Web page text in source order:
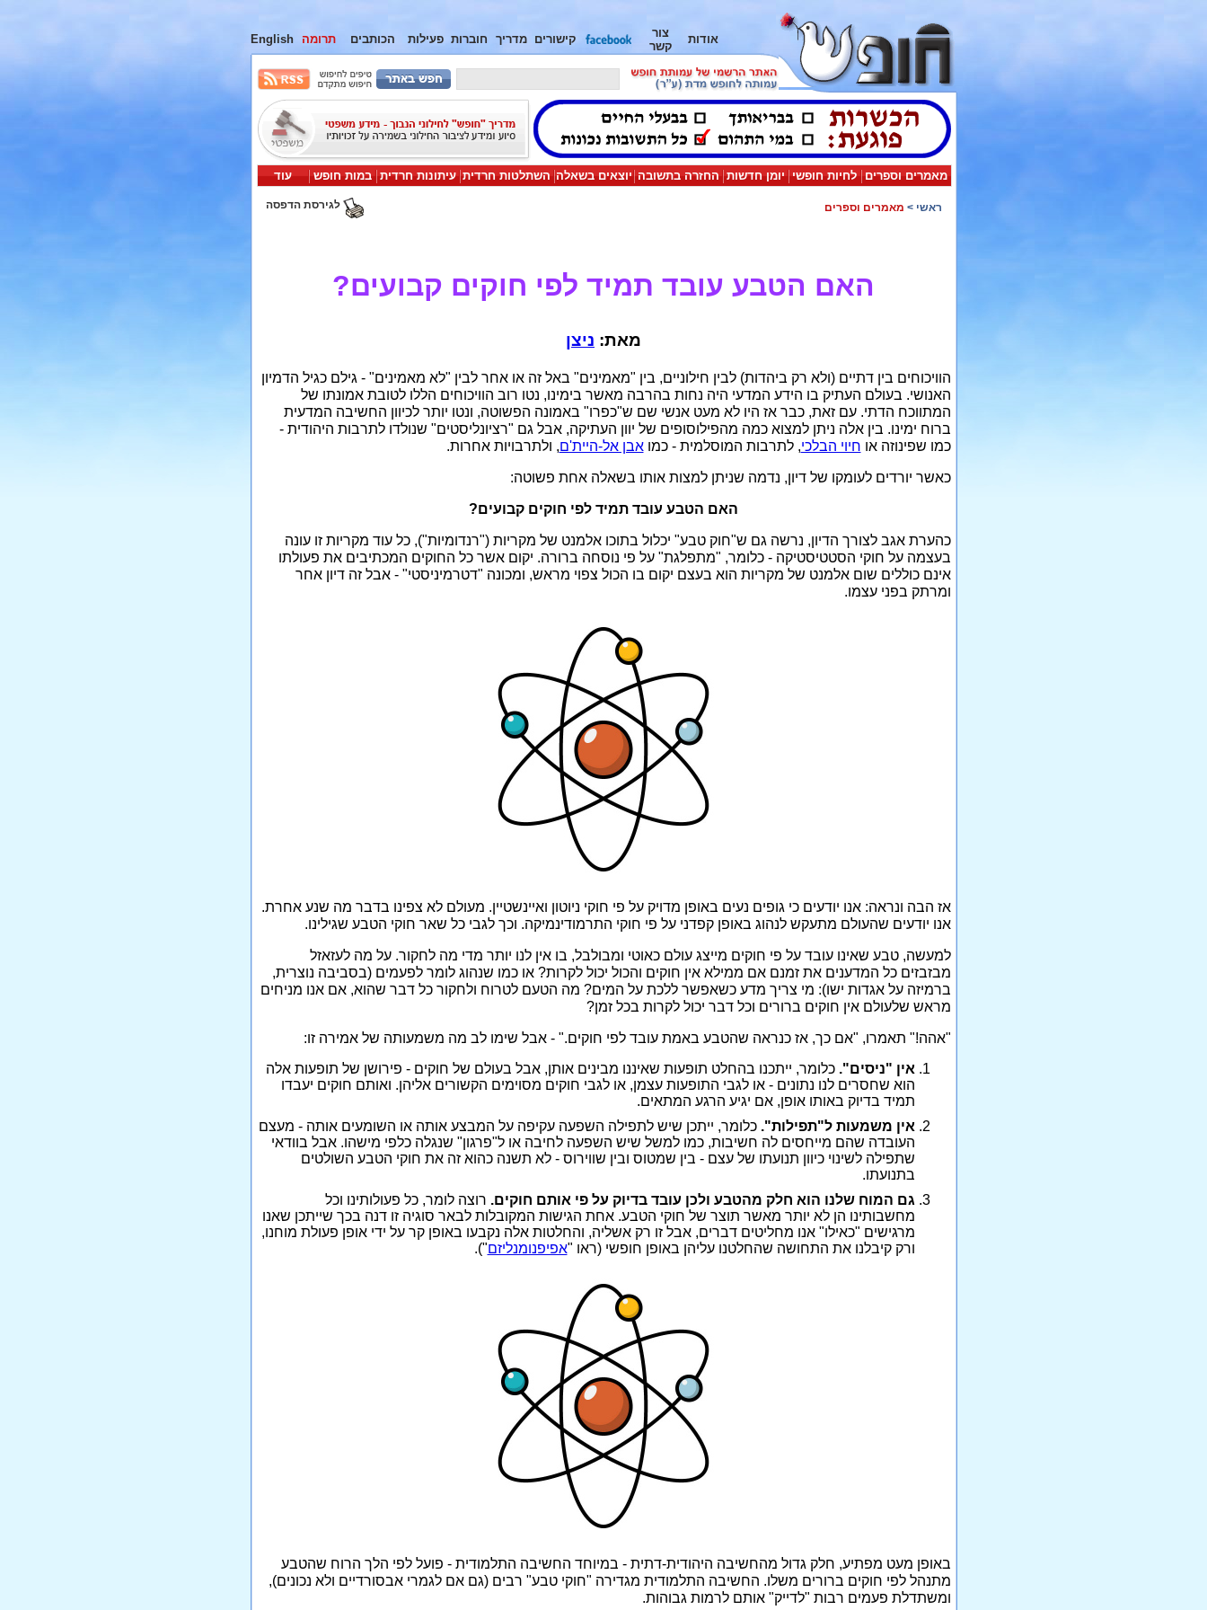
אודות
צור
קשר
קישורים מדריך חוברות פעילות הכותבים תרומה English
מאמרים וספרים לחיות חופשי יומן חדשות החזרה בתשובה יוצאים בשאלה השתלטות חרדית עיתונות חרדית במות חופש עוד
ראשי > מאמרים וספרים לגירסת הדפסה
האם הטבע עובד תמיד לפי חוקים קבועים?
מאת: ניצן
הוויכוחים בין דתיים (ולא רק ביהדות) לבין חילוניים, בין "מאמינים" באל זה או אחר לבין "לא מאמינים" - גילם כגיל הדמיון
האנושי. בעולם העתיק בו הידע המדעי היה נחות בהרבה מאשר בימינו, נטו רוב הוויכוחים הללו לטובת אמונתו של
המתווכח הדתי. עם זאת, כבר אז היו לא מעט אנשי שם ש"כפרו" באמונה הפשוטה, ונטו יותר לכיוון החשיבה המדעית
ברוח ימינו. בין אלה ניתן למצוא כמה מהפילוסופים של יוון העתיקה, אבל גם "רציונליסטים" שנולדו לתרבות היהודית -
כמו שפינוזה או חיוי הבלכי, לתרבות המוסלמית - כמואבן אל-היית'ם, ולתרבויות אחרות.
כאשר יורדים לעומקו של דיון, נדמה שניתן למצות אותו בשאלה אחת פשוטה:
האם הטבע עובד תמיד לפי חוקים קבועים?
כהערת אגב לצורך הדיון, נרשה גם ש"חוק טבע" יכלול בתוכו אלמנט של מקריות ("רנדומיות"), כל עוד מקריות זו עונה
בעצמה על חוקי הסטטיסטיקה - כלומר, "מתפלגת" על פי נוסחה ברורה. יקום אשר כל החוקים המכתיבים את פעולתו
אינם כוללים שום אלמנט של מקריות הוא בעצם יקום בו הכול צפוי מראש, ומכונה "דטרמיניסטי" - אבל זה דיון אחר
ומרתק בפני עצמו.
אז הבה ונראה: אנו יודעים כי גופים נעים באופן מדויק על פי חוקי ניוטון ואיינשטיין. מעולם לא צפינו בדבר מה שנע אחרת.
אנו יודעים שהעולם מתעקש לנהוג באופן קפדני על פי חוקי התרמודינמיקה. וכך לגבי כל שאר חוקי הטבע שגילינו.
למעשה, טבע שאינו עובד על פי חוקים מייצג עולם כאוטי ומבולבל, בו אין לנו יותר מדי מה לחקור. על מה לעזאזל
מבזבזים כל המדענים את זמנם אם ממילא אין חוקים והכול יכול לקרות? או כמו שנהוג לומר לפעמים (בסביבה נוצרית,
ברמיזה על אגדות ישו): מי צריך מדע כשאפשר ללכת על המים? מה הטעם לטרוח ולחקור כל דבר שהוא, אם אנו מניחים
מראש שלעולם אין חוקים ברורים וכל דבר יכול לקרות בכל זמן?
"אהה!" תאמרו, "אם כך, אז כנראה שהטבע באמת עובד לפי חוקים." - אבל שימו לב מה משמעותה של אמירה זו:
אין "ניסים". כלומר, ייתכנו בהחלט תופעות שאיננו מבינים אותן, אבל בעולם של חוקים - פירושן של תופעות אלה
הוא שחסרים לנו נתונים - או לגבי התופעות עצמן, או לגבי חוקים מסוימים הקשורים אליהן. ואותם חוקים יעבדו
תמיד בדיוק באותו אופן, אם יגיע הרגע המתאים.
אין משמעות ל"תפילות". כלומר, ייתכן שיש לתפילה השפעה עקיפה על המבצע אותה או השומעים אותה - מעצם
העובדה שהם מייחסים לה חשיבות, כמו למשל שיש השפעה לחיבה או ל"פרגון" שנגלה כלפי מישהו. אבל בוודאי
שתפילה לשינוי כיוון תנועתו של עצם - בין שמטוס ובין שווירוס - לא תשנה כהוא זה את חוקי הטבע השולטים
בתנועתו.
גם המוח שלנו הוא חלק מהטבע ולכן עובד בדיוק על פי אותם חוקים. רוצה לומר, כל פעולותינו וכל
מחשבותינו הן לא יותר מאשר תוצר של חוקי הטבע. אחת הגישות המקובלות לבאר סוגיה זו דנה בכך שייתכן שאנו
מרגישים "כאילו" אנו מחליטים דברים, אבל זו רק אשליה, והחלטות אלה נקבעו באופן קר על ידי אופן פעולת מוחנו,
ורק קיבלנו את התחושה שהחלטנו עליהן באופן חופשי (ראו "אפיפנומנליזם").
באופן מעט מפתיע, חלק גדול מהחשיבה היהודית-דתית - במיוחד החשיבה התלמודית - פועל לפי הלך הרוח שהטבע
מתנהל לפי חוקים ברורים משלו. החשיבה התלמודית מגדירה "חוקי טבע" רבים (גם אם לגמרי אבסורדיים ולא נכונים),
ומשתדלת פעמים רבות "לדייק" אותם לרמות גבוהות.